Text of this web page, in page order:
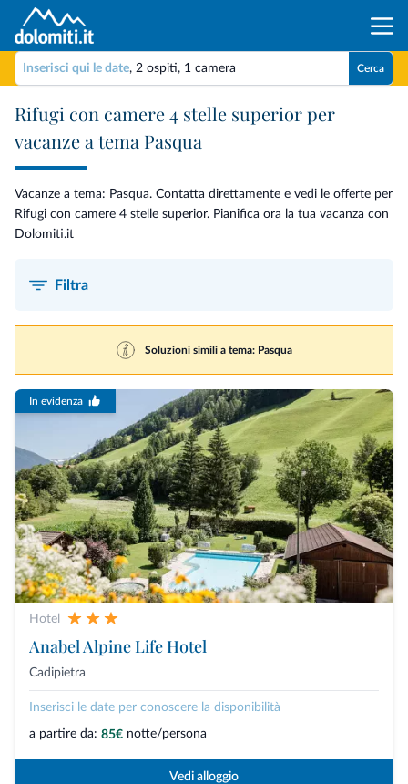
Inserisci qui le date, 2 ospiti, 1 camera Cerca
Rifugi con camere 4 stelle superior per
vacanze a tema Pasqua
Vacanze a tema: Pasqua. Contatta direttamente e vedi le offerte per
Rifugi con camere 4 stelle superior. Pianifica ora la tua vacanza con
Dolomiti.it
Filtra
Soluzioni simili a tema: Pasqua
In evidenza
Hotel
Anabel Alpine Life Hotel
Cadipietra
Inserisci le date per conoscere la disponibilità
a partire da: 85€ notte/persona
Vedi alloggio